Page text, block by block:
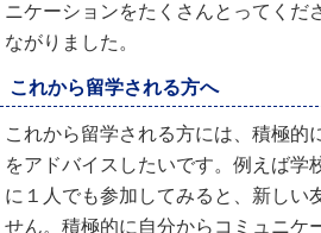
ニケーションをたくさんとってくだ
ながりました。
これから留学される方へ
これから留学される方には、積極的
をアドバイスしたいです。例えば学
に１人でも参加してみると、新しい
せん。積極的に自分からコミュニケ